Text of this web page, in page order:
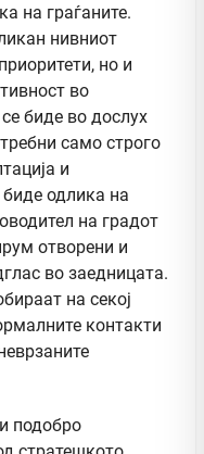
на граѓаните.
нивниот
но и
во
биде во дослух
само строго
и
одлика на
на градот
отворени и
во заедницата.
на секој
контакти
подобро